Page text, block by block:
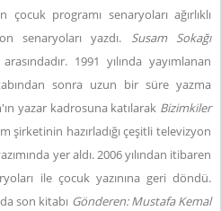
çocuk programı senaryoları ağırlıklı
senaryoları yazdı. Susam Sokağı
1991 yılında yayımlanan
sonra uzun bir süre yazma
yazar kadrosuna katılarak Bizimkiler
şirketinin hazırladığı çeşitli televizyon
yer aldı. 2006 yılından itibaren
ile çocuk yazınına geri döndü.
son kitabı Gönderen: Mustafa Kemal